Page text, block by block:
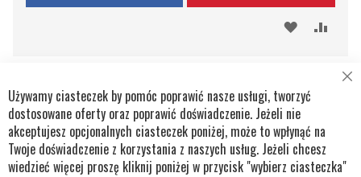
DODAJ
SCHOWKA
Używamy ciasteczek by pomóc poprawić nasze usługi, tworzyć
dostosowane oferty oraz poprawić doświadczenie. Jeżeli nie
akceptujesz opcjonalnych ciasteczek poniżej, może to wpłynąć na
Twoje doświadczenie z korzystania z naszych usług. Jeżeli chcesz
wiedzieć więcej proszę kliknij poniżej w przycisk "wybierz ciasteczka"